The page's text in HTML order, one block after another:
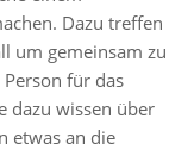
Dazu treffen
um gemeinsam zu
für das
dazu wissen über
etwas an die